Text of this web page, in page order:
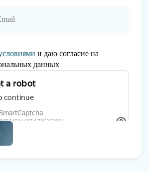
и даю согласие на
данных